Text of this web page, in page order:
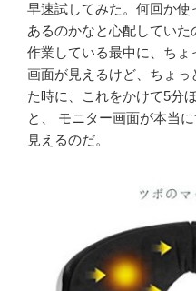
早速試してみた。何回か
あるのかなと心配してい
作業している最中に、ち
画面が見えるけど、ちょっ
た時に、これをかけて5分
と、 モニター画面が本当
見えるのだ。